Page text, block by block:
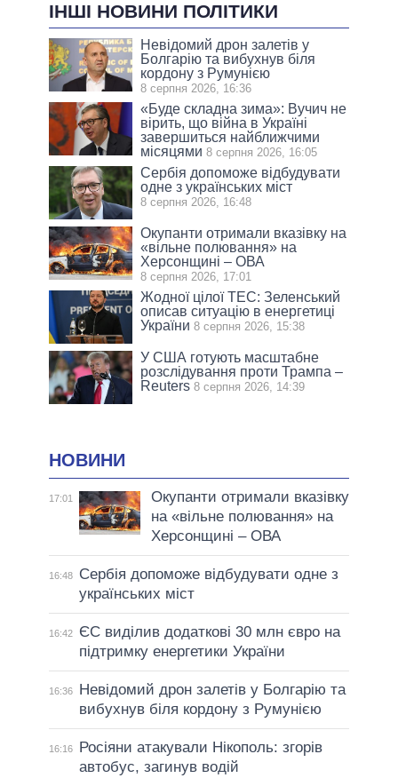
ІНШІ НОВИНИ ПОЛІТИКИ
Невідомий дрон залетів у
Болгарію та вибухнув біля
кордону з Румунією
8 серпня 2026, 16:36
«Буде складна зима»: Вучич не
вірить, що війна в Україні
завершиться найближчими
місяцями 8 серпня 2026, 16:05
Сербія допоможе відбудувати
одне з українських міст
8 серпня 2026, 16:48
Окупанти отримали вказівку на
«вільне полювання» на
Херсонщині – ОВА
8 серпня 2026, 17:01
Жодної цілої ТЕС: Зеленський
описав ситуацію в енергетиці
України 8 серпня 2026, 15:38
У США готують масштабне
розслідування проти Трампа –
Reuters 8 серпня 2026, 14:39
НОВИНИ
17:01
Окупанти отримали вказівку
на «вільне полювання» на
Херсонщині – ОВА
16:48
Сербія допоможе відбудувати одне з
українських міст
16:42
ЄС виділив додаткові 30 млн євро на
підтримку енергетики України
16:36
Невідомий дрон залетів у Болгарію та
вибухнув біля кордону з Румунією
16:16
Росіяни атакували Нікополь: згорів
автобус, загинув водій